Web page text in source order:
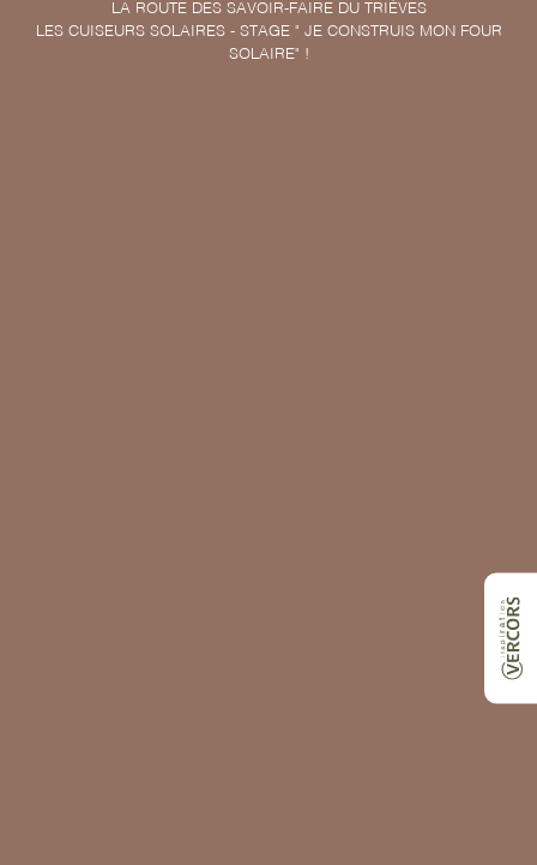
LA ROUTE DES SAVOIR-FAIRE DU TRIÈVES
LES CUISEURS SOLAIRES - STAGE " JE CONSTRUIS MON FOUR
SOLAIRE" !